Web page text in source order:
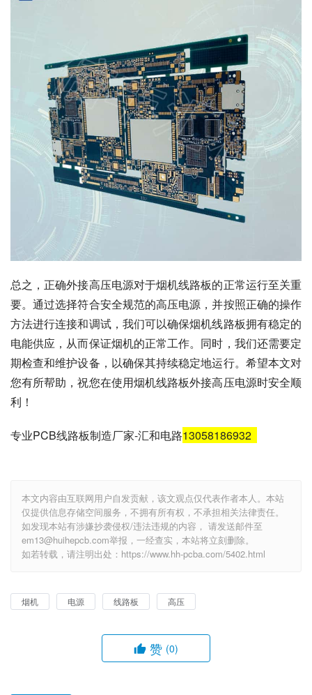
总之，正确外接高压电源对于烟机线路板的正常运行至关重
要。通过选择符合安全规范的高压电源，并按照正确的操作
方法进行连接和调试，我们可以确保烟机线路板拥有稳定的
电能供应，从而保证烟机的正常工作。同时，我们还需要定
期检查和维护设备，以确保其持续稳定地运行。希望本文对
您有所帮助，祝您在使用烟机线路板外接高压电源时安全顺
利！
专业PCB线路板制造厂家-汇和电路13058186932
本文内容由互联网用户自发贡献，该文观点仅代表作者本人。本站
仅提供信息存储空间服务，不拥有所有权，不承担相关法律责任。
如发现本站有涉嫌抄袭侵权/违法违规的内容， 请发送邮件至
em13@huihepcb.com举报，一经查实，本站将立刻删除。
如若转载，请注明出处：https://www.hh-pcba.com/5402.html
烟机 电源 线路板 高压
赞 (0)